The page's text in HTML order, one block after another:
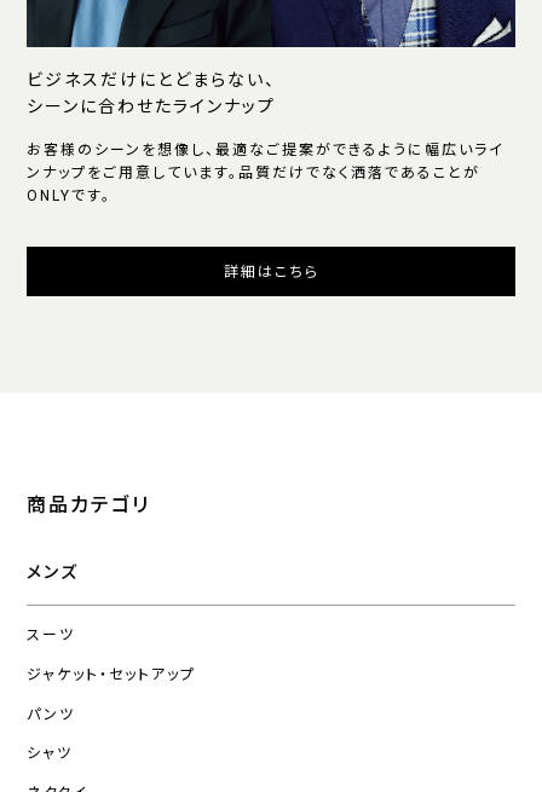
ビジネスだけにとどまらない、
シーンに合わせたラインナップ
お客様のシーンを想像し、最適なご提案ができるように幅広いライ
ンナップをご用意しています。品質だけでなく洒落であることが
ONLYです。
詳細はこちら
商品カテゴリ
メンズ
スーツ
ジャケット・セットアップ
パンツ
シャツ